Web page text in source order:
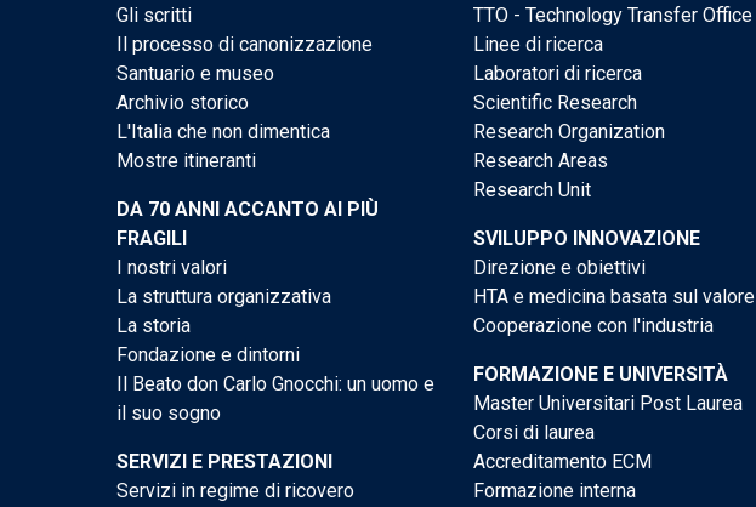
Gli scritti
Il processo di canonizzazione
Santuario e museo
Archivio storico
L'Italia che non dimentica
Mostre itineranti
DA 70 ANNI ACCANTO AI PIÙ
FRAGILI
I nostri valori
La struttura organizzativa
La storia
Fondazione e dintorni
Il Beato don Carlo Gnocchi: un uomo e
il suo sogno
SERVIZI E PRESTAZIONI
Servizi in regime di ricovero
TTO - Technology Transfer Office
Linee di ricerca
Laboratori di ricerca
Scientific Research
Research Organization
Research Areas
Research Unit
SVILUPPO INNOVAZIONE
Direzione e obiettivi
HTA e medicina basata sul valore
Cooperazione con l'industria
FORMAZIONE E UNIVERSITÀ
Master Universitari Post Laurea
Corsi di laurea
Accreditamento ECM
Formazione interna